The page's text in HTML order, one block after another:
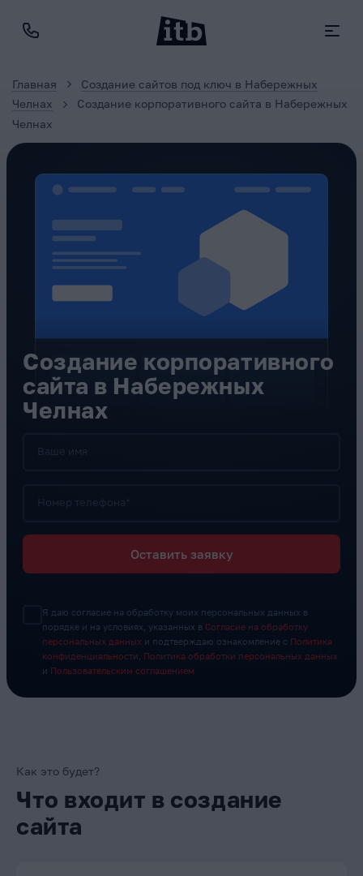
Главная
Создание сайтов под ключ в Набережных
Челнах
Создание корпоративного сайта в Набережных
Челнах
Создание корпоративного
сайта в Набережных
Челнах
Оставить заявку
Я даю согласие на обработку моих персональных данных в
порядке и на условиях, указанных в Согласие на обработку
персональных данных и подтверждаю ознакомление с Политика
конфиденциальности
Политика обработки персональных данных
и Пользовательским соглашением
Как это будет?
Что входит в создание
сайта